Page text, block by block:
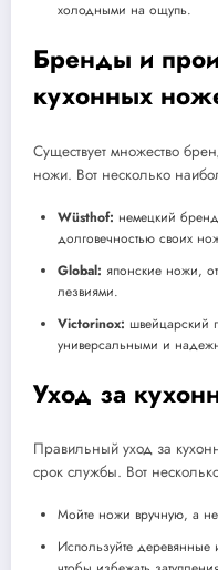
холодными на ощупь.
Бренды и
кухонных
Существует множество
ножи. Вот несколько
Wüsthof: немецкий
долговечностью своих
Global: японские ножи,
лезвиями.
Victorinox: швейцарский
универсальными и
Уход за
Правильный уход за
срок службы. Вот
Мойте ножи вручную, а
Используйте